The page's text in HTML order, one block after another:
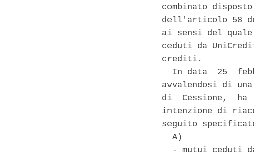
combinato
dell'articolo 58
ai sensi del
ceduti da
crediti.
In data  25
avvalendosi di
di  Cessione,
intenzione di
seguito
  A)
- mutui ceduti